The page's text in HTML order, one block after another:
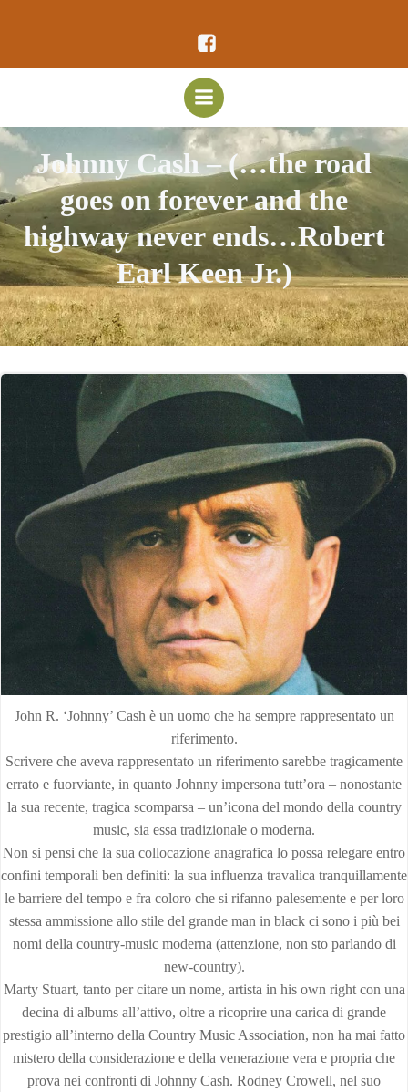
al
contenuto
Johnny Cash – (…the road
goes on forever and the
highway never ends…Robert
Earl Keen Jr.)
John R. ‘Johnny’ Cash è un uomo che ha sempre rappresentato un
riferimento.
Scrivere che aveva rappresentato un riferimento sarebbe tragicamente
errato e fuorviante, in quanto Johnny impersona tutt’ora – nonostante
la sua recente, tragica scomparsa – un’icona del mondo della country
music, sia essa tradizionale o moderna.
Non si pensi che la sua collocazione anagrafica lo possa relegare entro
confini temporali ben definiti: la sua influenza travalica tranquillamente
le barriere del tempo e fra coloro che si rifanno palesemente e per loro
stessa ammissione allo stile del grande man in black ci sono i più bei
nomi della country-music moderna (attenzione, non sto parlando di
new-country).
Marty Stuart, tanto per citare un nome, artista in his own right con una
decina di albums all’attivo, oltre a ricoprire una carica di grande
prestigio all’interno della Country Music Association, non ha mai fatto
mistero della considerazione e della venerazione vera e propria che
prova nei confronti di Johnny Cash. Rodney Crowell, nel suo